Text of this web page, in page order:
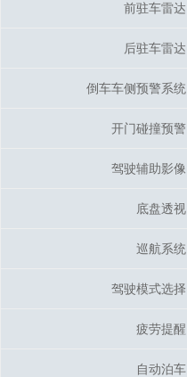
前驻车雷达
后驻车雷达
倒车车侧预警系统
开门碰撞预警
驾驶辅助影像
底盘透视
巡航系统
驾驶模式选择
疲劳提醒
自动泊车
前驻车雷达
后驻车雷达
倒车车侧预警系统
开门碰撞预警
驾驶辅助影像
底盘透视
巡航系统
驾驶模式选择
疲劳提醒
自动泊车